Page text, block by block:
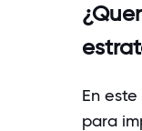
En
para